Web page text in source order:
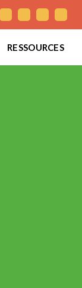
RESSOURCES